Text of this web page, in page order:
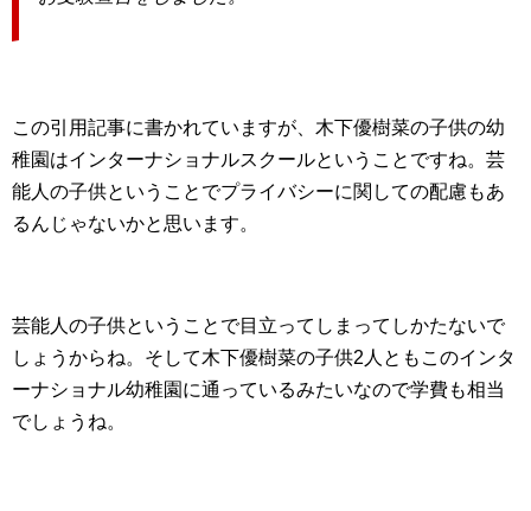
この引用記事に書かれていますが、木下優樹菜の子供の幼
稚園はインターナショナルスクールということですね。芸
能人の子供ということでプライバシーに関しての配慮もあ
るんじゃないかと思います。
芸能人の子供ということで目立ってしまってしかたないで
しょうからね。そして木下優樹菜の子供2人ともこのインタ
ーナショナル幼稚園に通っているみたいなので学費も相当
でしょうね。